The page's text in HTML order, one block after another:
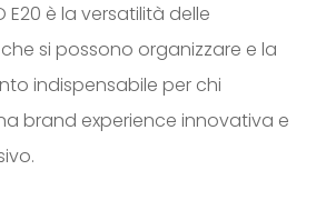
E20 è la versatilità delle
si possono organizzare e la
indispensabile per chi
brand experience innovativa e